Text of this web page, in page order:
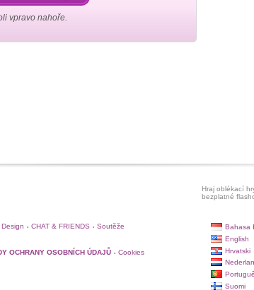
vpravo nahoře.
Hraj oblékací
bezplatné
Design • CHAT & FRIENDS • Soutěže
OCHRANY OSOBNÍCH ÚDAJŮ • Cookies
Bahasa
English
Hrvatski
Suomi